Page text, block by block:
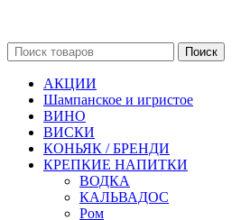
Поиск
АКЦИИ
Шампанское и игристое
ВИНО
ВИСКИ
КОНЬЯК / БРЕНДИ
КРЕПКИЕ НАПИТКИ
ВОДКА
КАЛЬВАДОС
Ром